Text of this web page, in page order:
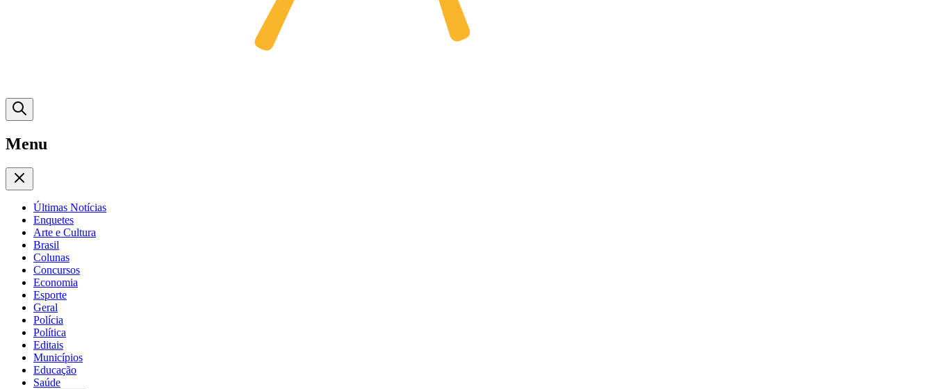
Menu
Últimas Notícias
Enquetes
Arte e Cultura
Brasil
Colunas
Concursos
Economia
Esporte
Geral
Polícia
Política
Editais
Municípios
Educação
Saúde